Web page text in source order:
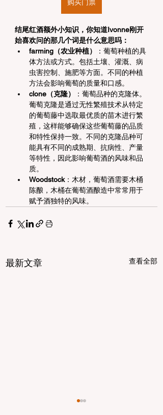
购买门票
结尾红酒额外小知识，你知道Ivonne刚开
始喜欢问的那几个词是什么意思吗：
farming（农业种植）
：葡萄种植的具
体方法或方式。包括土壤、灌溉、病
虫害控制、施肥等方面。不同的种植
方法会影响葡萄的质量和口感。
clone（克隆）
：葡萄品种的克隆体。
葡萄克隆是通过无性繁殖技术从特定
的葡萄藤中选取最优质的苗木进行繁
殖，这样能够确保这些葡萄藤的品质
和特性保持一致。不同的克隆品种可
能具有不同的成熟期、抗病性、产量
等特性，因此影响葡萄酒的风味和品
质。
Woodstock：木材，葡萄酒需要木桶
陈酿，木桶在葡萄酒酿造中常常用于
赋予酒独特的风味。
最新文章 查看全部